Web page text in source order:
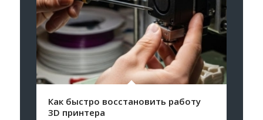
Как быстро восстановить работу
3D принтера